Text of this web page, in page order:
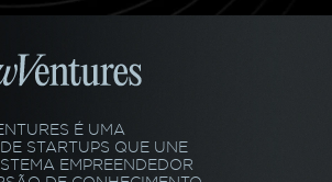
É UMA
STARTUPS QUE UNE
EMPREENDEDOR